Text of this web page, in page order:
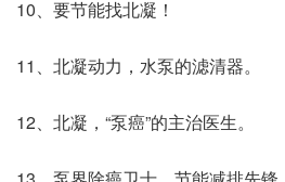
10、要节能找北凝！
11、北凝动力，水泵的滤清器。
12、北凝，“泵癌”的主治医生。